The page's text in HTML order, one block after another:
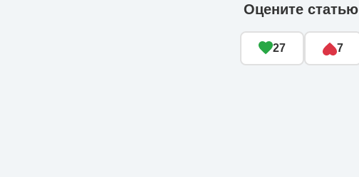
Оцените статью
27 7